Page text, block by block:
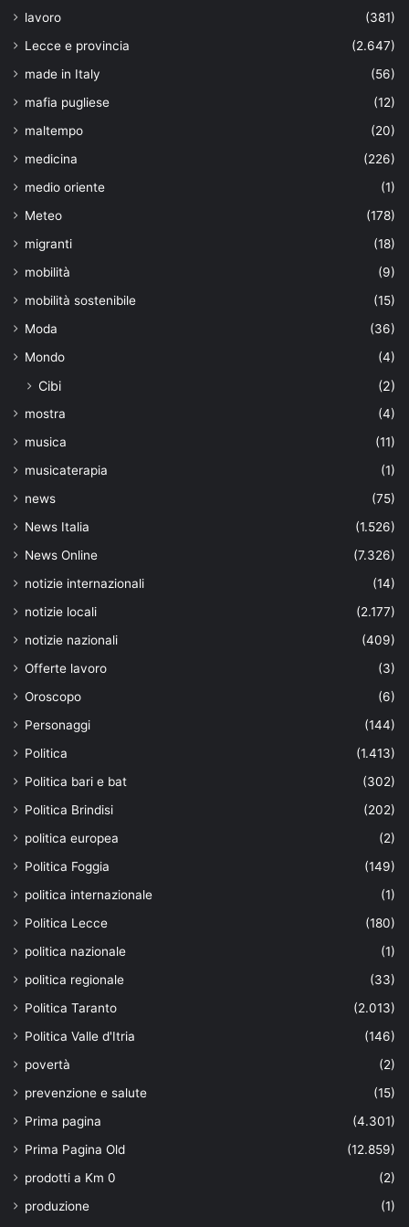
lavoro
(381)
Lecce e provincia
(2.647)
made in Italy
(56)
mafia pugliese
(12)
maltempo
(20)
medicina
(226)
medio oriente
(1)
Meteo
(178)
migranti
(18)
mobilità
(9)
mobilità sostenibile
(15)
Moda
(36)
Mondo
(4)
Cibi (2)
mostra
(4)
musica
(11)
musicaterapia
(1)
news
(75)
News Italia
(1.526)
News Online
(7.326)
notizie internazionali
(14)
notizie locali
(2.177)
notizie nazionali
(409)
Offerte lavoro
(3)
Oroscopo
(6)
Personaggi
(144)
Politica
(1.413)
Politica bari e bat
(302)
Politica Brindisi
(202)
politica europea
(2)
Politica Foggia
(149)
politica internazionale
(1)
Politica Lecce
(180)
politica nazionale
(1)
politica regionale
(33)
Politica Taranto
(2.013)
Politica Valle d'Itria
(146)
povertà
(2)
prevenzione e salute
(15)
Prima pagina
(4.301)
Prima Pagina Old
(12.859)
prodotti a Km 0
(2)
produzione
(1)